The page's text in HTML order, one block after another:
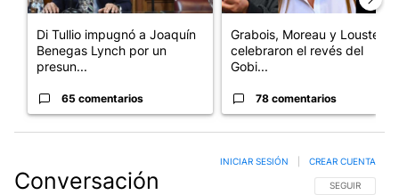
Di Tullio impugnó a Joaquín
Benegas Lynch por un
presun...
65 comentarios
Grabois, Moreau y Lousteau
celebraron el revés del
Gobi...
78 comentarios
Conversación SIGA ESTA
SEGUIR
INICIAR SESIÓN CREAR CUENTA